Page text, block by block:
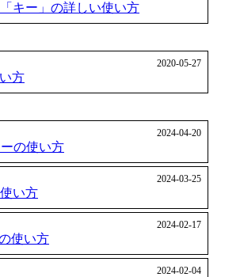
キー」の詳しい使い方
2020-05-27
方
2024-04-20
の使い方
2024-03-25
い方
2024-02-17
使い方
2024-02-04